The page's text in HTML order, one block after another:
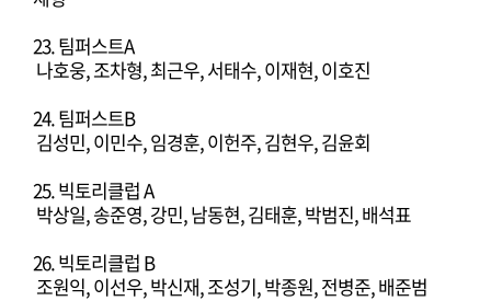
23. 팀퍼스트A
나호웅, 조차형, 최근우, 서태수, 이재현, 이호진
24. 팀퍼스트B
김성민, 이민수, 임경훈, 이헌주, 김현우, 김윤회
25. 빅토리클럽 A
박상일, 송준영, 강민, 남동현, 김태훈, 박범진, 배석표
26. 빅토리클럽 B
조원익, 이선우, 박신재, 조성기, 박종원, 전병준, 배준범